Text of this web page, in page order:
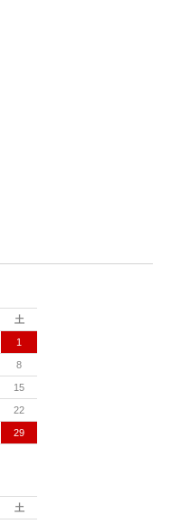
土
1
8
15
22
29
土